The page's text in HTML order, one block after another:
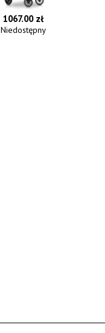
1067.00 zł
Niedostępny